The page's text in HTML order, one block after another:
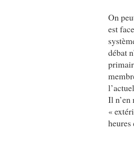
On
est
débat
Il n’en
«